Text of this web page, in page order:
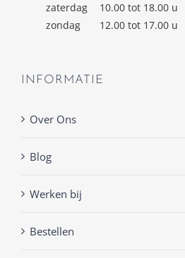
zaterdag
10.00 tot 18.00 u
zondag
12.00 tot 17.00 u
INFORMATIE
Over Ons
Blog
Werken bij
Bestellen